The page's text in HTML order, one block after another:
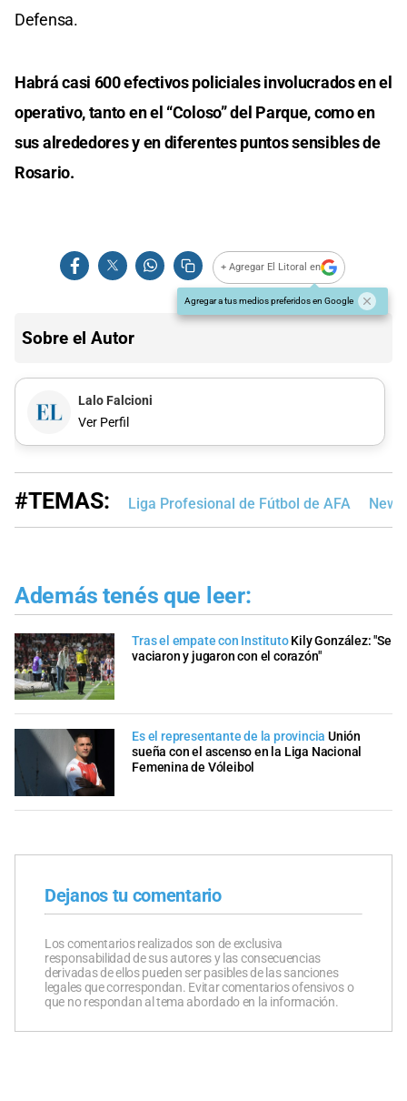
Defensa.
Habrá casi 600 efectivos policiales involucrados en el
operativo, tanto en el “Coloso” del Parque, como en
sus alrededores y en diferentes puntos sensibles de
Rosario.
+ Agregar El Litoral en
Agregar a tus medios preferidos en Google
Sobre el Autor
Lalo Falcioni
Ver Perfil
#TEMAS: Liga Profesional de Fútbol de AFA
Además tenés que leer:
Tras el empate con Instituto Kily González: "Se
vaciaron y jugaron con el corazón"
Es el representante de la provincia Unión
sueña con el ascenso en la Liga Nacional
Femenina de Vóleibol
Dejanos tu comentario
Los comentarios realizados son de exclusiva
responsabilidad de sus autores y las consecuencias
derivadas de ellos pueden ser pasibles de las sanciones
legales que correspondan. Evitar comentarios ofensivos o
que no respondan al tema abordado en la información.